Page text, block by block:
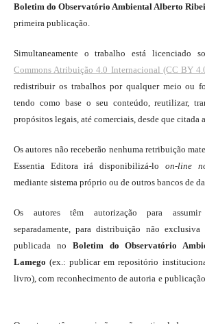
Boletim do Observatório Ambiental Alberto
primeira publicação.
Simultaneamente o trabalho está licenciado
Commons Atribuição 4.0 Internacional (CC BY
redistribuir os trabalhos por qualquer meio ou
tendo como base o seu conteúdo, reutilizar,
propósitos legais, até comerciais, desde que citada
Os autores não receberão nenhuma retribuição
Essentia Editora irá disponibilizá-lo on-line
mediante sistema próprio ou de outros bancos de
Os autores têm autorização para assumir
separadamente, para distribuição não
publicada no Boletim do Observatório
Lamego (ex.: publicar em repositório
livro), com reconhecimento de autoria e